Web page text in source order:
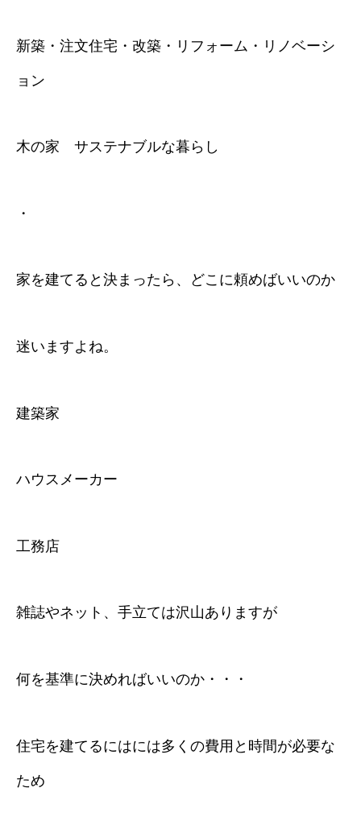
新築・注文住宅・改築・リフォーム・リノベーシ
ョン
木の家 サステナブルな暮らし
・
家を建てると決まったら、どこに頼めばいいのか
迷いますよね。
建築家
ハウスメーカー
工務店
雑誌やネット、手立ては沢山ありますが
何を基準に決めればいいのか・・・
住宅を建てるにはには多くの費用と時間が必要な
ため